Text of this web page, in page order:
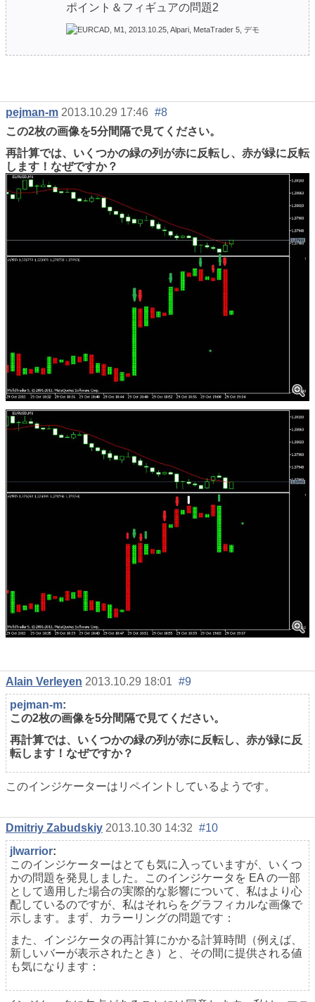
ポイント＆フィギュアの問題2
pejman-m 2013.10.29 17:46 #8
この2枚の画像を5分間隔で見てください。
再計算では、いくつかの緑の列が赤に反転し、赤が緑に反転
します！なぜですか？
Alain Verleyen 2013.10.29 18:01 #9
pejman-m:
この2枚の画像を5分間隔で見てください。
再計算では、いくつかの緑の列が赤に反転し、赤が緑に反
転します！なぜですか？
このインジケーターはリペイントしているようです。
Dmitriy Zabudskiy 2013.10.30 14:32 #10
jlwarrior:
このインジケーターはとても気に入っていますが、いくつ
かの問題を発見しました。このインジケータを EA の一部
として適用した場合の実際的な影響について、私はより心
配しているのですが、私はそれらをグラフィカルな画像で
示します。まず、カラーリングの問題です：
また、インジケータの再計算にかかる計算時間（例えば、
新しいバーが表示されたとき）と、その間に提供される値
も気になります：